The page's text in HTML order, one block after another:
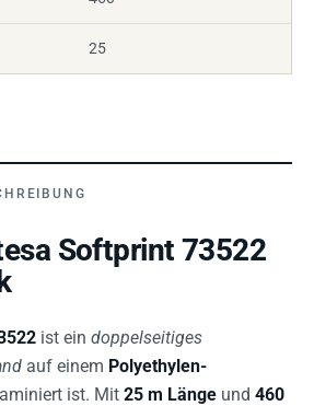
25
Softprint 73522
ist ein doppelseitiges
auf einem Polyethylen-
ist. Mit 25 m Länge und 460